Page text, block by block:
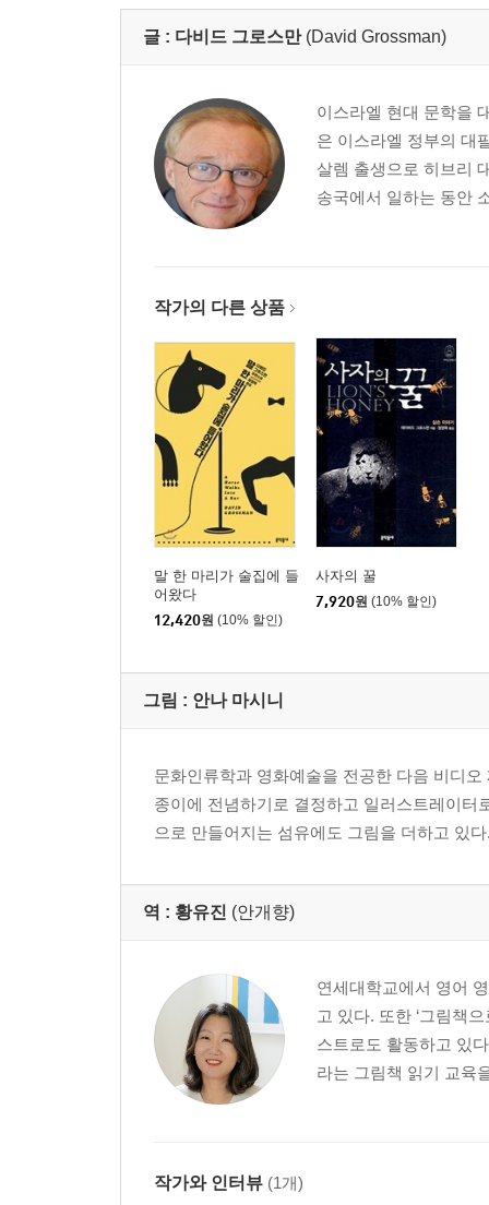
글 : 다비드 그로스만 (David Grossman)
이스라엘 현대 문학을
은 이스라엘 정부의 대
살렘 출생으로 히브리
송국에서 일하는 동안
작가의 다른 상품
말 한 마리가 술집에 들
어왔다
12,420원 (10% 할인)
사자의 꿀
7,920원 (10% 할인)
그림 : 안나 마시니
문화인류학과 영화예술을 전공한 다음 비디
종이에 전념하기로 결정하고 일러스트레이
으로 만들어지는 섬유에도 그림을 더하고 있
역 : 황유진 (안개향)
연세대학교에서 영어
고 있다. 또한 ‘그림책
스트로도 활동하고 있
라는 그림책 읽기 교육
작가와 인터뷰 (1개)